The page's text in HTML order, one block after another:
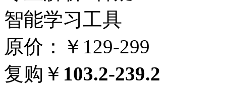
智能学习工具
原价：￥129-299
复购￥ 103.2-239.2